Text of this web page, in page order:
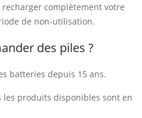
complètement votre
de non-utilisation.
des piles ?
batteries depuis 15 ans.
produits disponibles sont en